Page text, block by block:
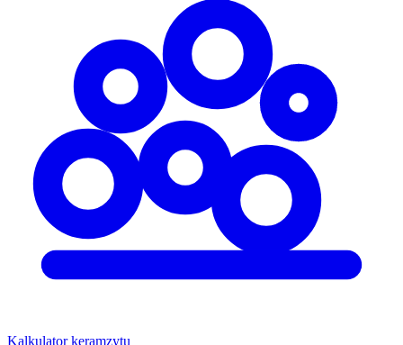
Kalkulator keramzytu